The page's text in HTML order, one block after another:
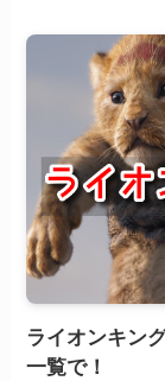
ライオンキン
一覧で！